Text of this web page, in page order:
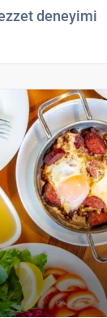
deneyimi